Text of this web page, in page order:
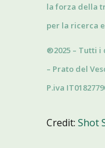
la forza della
per la ricerca
®2025 – Tutti i
– Prato del
P.iva
Credit:Shot